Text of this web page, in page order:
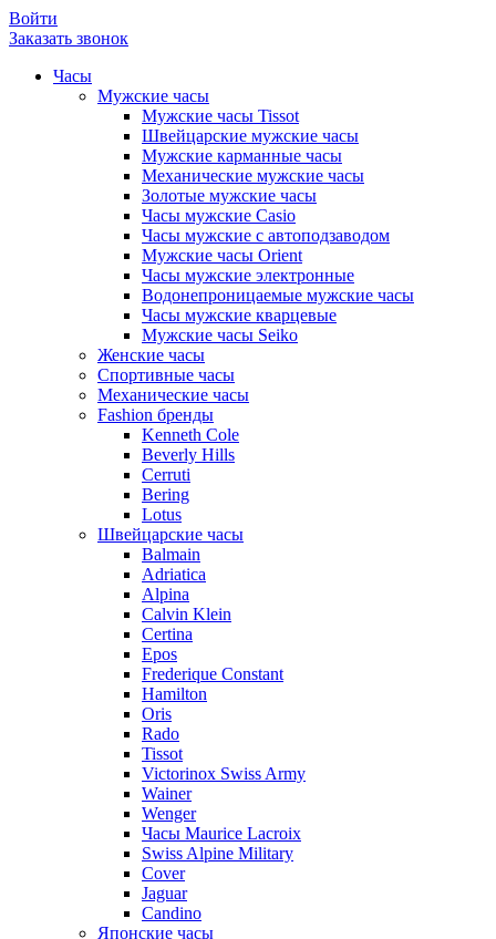
Войти
Заказать звонок
Часы
Мужские часы
Мужские часы Tissot
Швейцарские мужские часы
Мужские карманные часы
Механические мужские часы
Золотые мужские часы
Часы мужские Casio
Часы мужские с автоподзаводом
Мужские часы Orient
Часы мужские электронные
Водонепроницаемые мужские часы
Часы мужские кварцевые
Мужские часы Seiko
Женские часы
Спортивные часы
Механические часы
Fashion бренды
Kenneth Cole
Beverly Hills
Cerruti
Bering
Lotus
Швейцарские часы
Balmain
Adriatica
Alpina
Calvin Klein
Certina
Epos
Frederique Constant
Hamilton
Oris
Rado
Tissot
Victorinox Swiss Army
Wainer
Wenger
Часы Maurice Lacroix
Swiss Alpine Military
Cover
Jaguar
Candino
Японские часы